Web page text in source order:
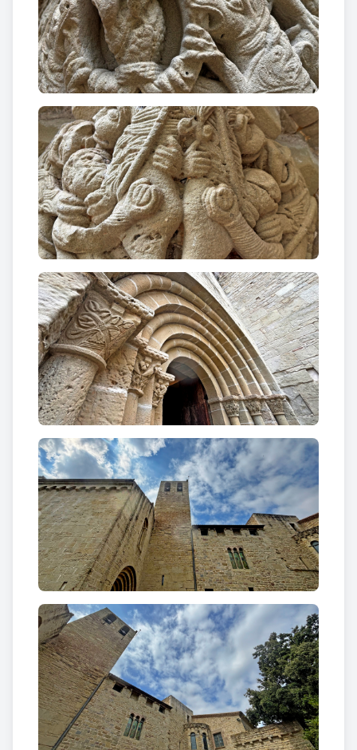
pis de les campanes.
El portal principal, a la façana de ponent, és d'arc de
mig punt, sense timpà, amb quatre arquivoltes i tres
anells torals llisos sobre columnes amb capitells
decorats amb bestiari i motius florals de l'escola
ripollesa. Hi ha un altre portal més senzill, obert al
braç sud del transsepte, que dóna al claustre.
Text: Mapa del Patrimoni de la Diputació de
Barcelona.
Curiositats
Devastat pels sarraïns el 1114, a finals del XII i
principis del XIII es construïren l'església i el
claustre actuals. El 1593 fou unit al monestir de
Santa Maria de Montserrat, que hi instal·la un
col·legi d'arts el 1620. El 1627 es construí el nou
palau abacial i el 1633 s'enguixà l'interior de
l'església perquè un incendi l'havia deixat
totalment fumada. En els seus darrers temps s'hi
retiraven els monjos montserratins vells.
Fou exclaustrat el 1835 i venut a particulars. El
1908 l'adquirí Elvira Carbó, mare del pintor Ramon
Cases, que hi féu unes importants obres de
restauració dirigides per J. Puig i Cadafalch. Des del
1936 l'església es va abandonar, fent ús de les
estances del monestir com a residència estiuenca
de les famílies Rocamora i Cases, descendents
d'Elvira Carbó. L'any 2003 la Fundació Caixa de
Manresa adquirí la propietat del monestir iniciant
un ambiciós projecte de restauració i transformació
de l'espai en la seva seu social i en un centre